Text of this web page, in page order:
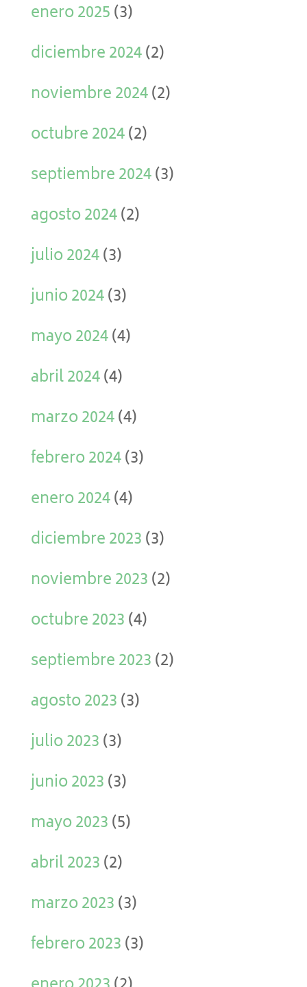
enero 2025(3)
diciembre 2024(2)
noviembre 2024(2)
octubre 2024(2)
septiembre 2024(3)
agosto 2024(2)
julio 2024(3)
junio 2024(3)
mayo 2024(4)
abril 2024(4)
marzo 2024(4)
febrero 2024(3)
enero 2024(4)
diciembre 2023(3)
noviembre 2023(2)
octubre 2023(4)
septiembre 2023(2)
agosto 2023(3)
julio 2023(3)
junio 2023(3)
mayo 2023(5)
abril 2023(2)
marzo 2023(3)
febrero 2023(3)